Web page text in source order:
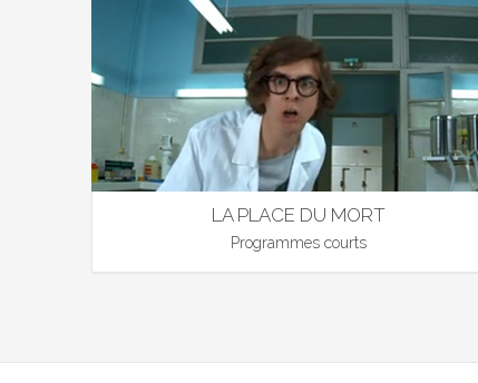
LA PLACE DU MORT
Programmes courts